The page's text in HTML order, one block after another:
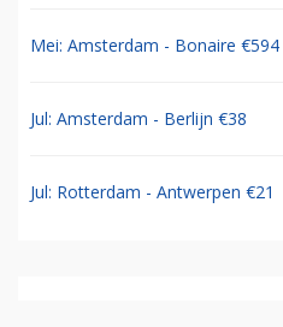
Mei: Amsterdam - Bonaire €594
Jul: Amsterdam - Berlijn €38
Jul: Rotterdam - Antwerpen €21